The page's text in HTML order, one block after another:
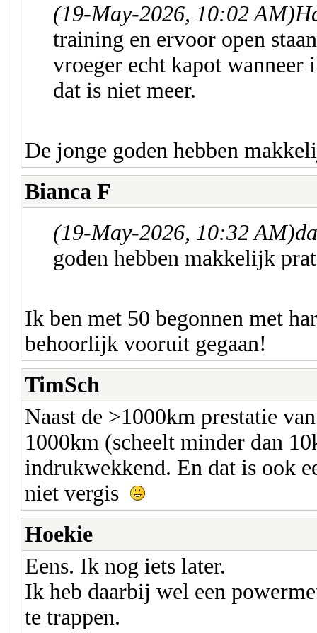
(19-May-2026, 10:02 AM)
training en ervoor open
vroeger echt kapot
dat is niet meer.
De jonge goden hebben
Bianca F
(19-May-2026, 10:32 AM)
goden hebben makkelijk
Ik ben met 50 begonnen met
behoorlijk vooruit gegaan!
TimSch
Naast de >1000km prestatie
1000km (scheelt minder dan
indrukwekkend. En dat is ook
niet vergis
Hoekie
Eens. Ik nog iets later.
Ik heb daarbij wel een
te trappen.